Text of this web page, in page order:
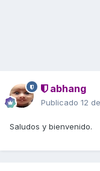
abhang
Publicado 12
Saludos y bienvenido.